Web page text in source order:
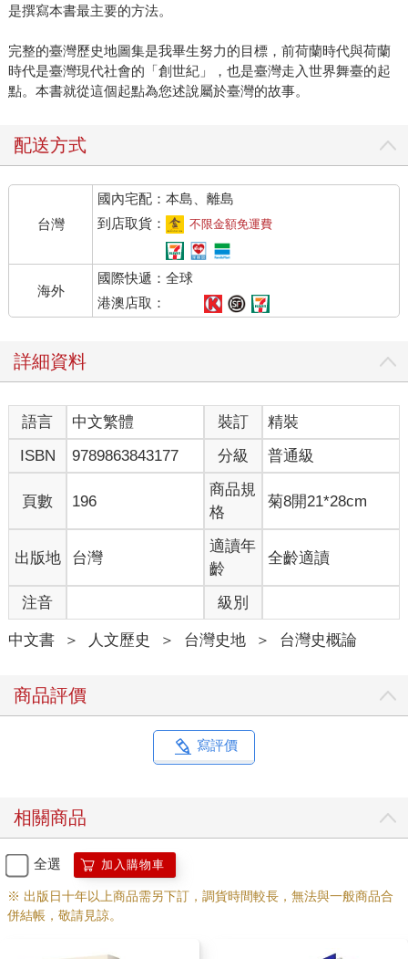
是撰寫本書最主要的方法。
完整的臺灣歷史地圖集是我畢生努力的目標，前荷蘭時代與荷蘭
時代是臺灣現代社會的「創世紀」，也是臺灣走入世界舞臺的起
點。本書就從這個起點為您述說屬於臺灣的故事。
配送方式
台灣
國內宅配：本島、離島
到店取貨：
不限金額免運費
海外
國際快遞：全球
港澳店取：
詳細資料
語言 中文繁體 裝訂
精裝
ISBN
9789863843177 分級 普通級
頁數 196
商品規
格
菊8開21*28cm
出版地 台灣
適讀年
齡
全齡適讀
注音 級別
中文書 ＞ 人文歷史 ＞ 台灣史地 ＞ 台灣史概論
商品評價
寫評價
相關商品
全選 加入購物車
※ 出版日十年以上商品需另下訂，調貨時間較長，無法與一般商品合
併結帳，敬請見諒。